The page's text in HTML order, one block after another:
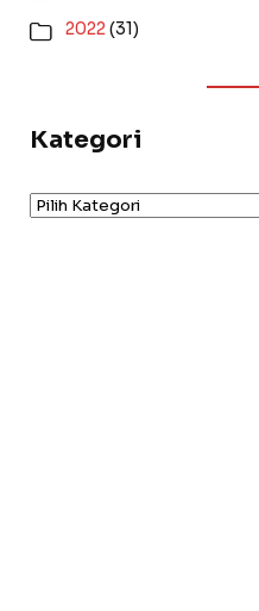
2022(31)
Kategori
Kategori